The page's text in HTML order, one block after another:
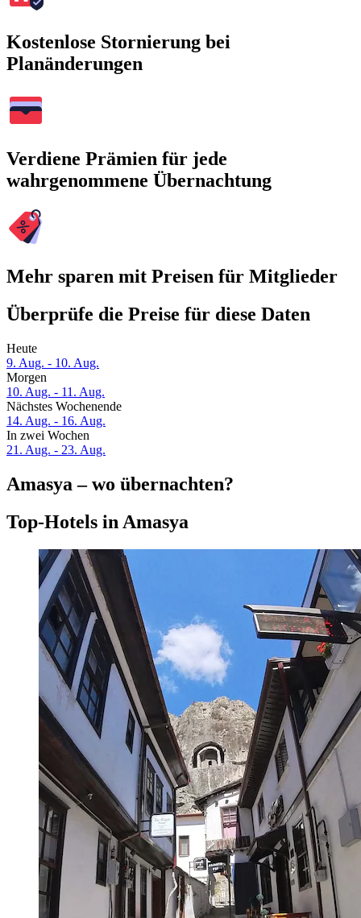
Kostenlose Stornierung bei
Planänderungen
Verdiene Prämien für jede
wahrgenommene Übernachtung
Mehr sparen mit Preisen für Mitglieder
Überprüfe die Preise für diese Daten
Heute
9. Aug. - 10. Aug.
Morgen
10. Aug. - 11. Aug.
Nächstes Wochenende
14. Aug. - 16. Aug.
In zwei Wochen
21. Aug. - 23. Aug.
Amasya – wo übernachten?
Top-Hotels in Amasya